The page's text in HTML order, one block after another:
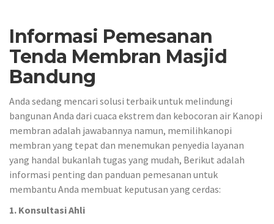
Informasi Pemesanan
Tenda Membran Masjid
Bandung
Anda sedang mencari solusi terbaik untuk melindungi
bangunan Anda dari cuaca ekstrem dan kebocoran air Kanopi
membran adalah jawabannya namun, memilihkanopi
membran yang tepat dan menemukan penyedia layanan
yang handal bukanlah tugas yang mudah, Berikut adalah
informasi penting dan panduan pemesanan untuk
membantu Anda membuat keputusan yang cerdas:
1. Konsultasi Ahli